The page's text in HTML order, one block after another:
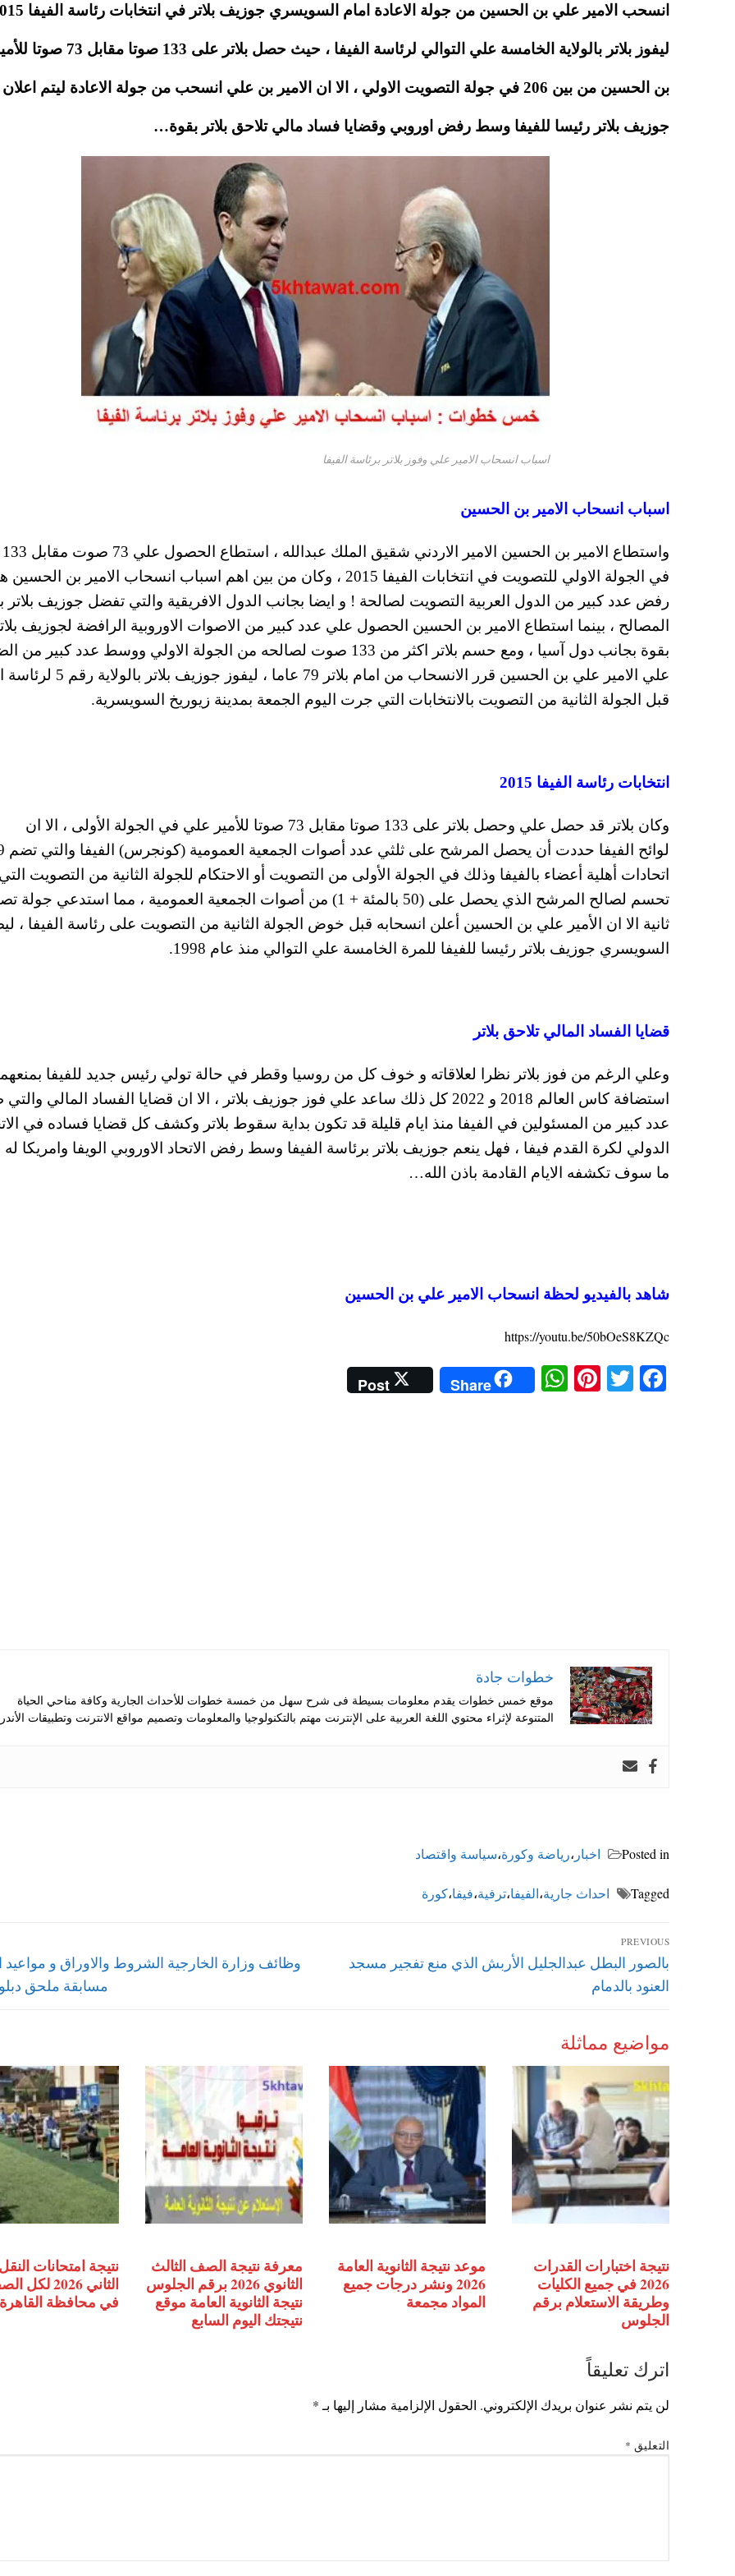
ok
r
es
t
A
pp ليفوز بلاتر بالولاية الخامسة علي التوالي لرئاسة الفيفا ، حيث
بن الحسين من بين 206 في جولة التصويت الاولي ، الا ان الامير بن علي انسحب من جولة الاعادة ليتم اعلان
جوزيف بلاتر رئيسا للفيفا وسط رفض اوروبي وقضايا فساد مالي تلاحق بلاتر بقوة…
اسباب انسحاب الامير علي وفوز بلاتر برئاسة الفيفا
اسباب انسحاب الامير بن الحسين
في الجولة الاولي للتصويت في انتخابات الفيفا 2015 ، وكان من بين اهم اسباب انسحاب الامير بن
رفض عدد كبير من الدول العربية التصويت لصالحة ! و ايضا بجانب الدول الافريقية والتي تفضل جوزيف
المصالح ، بينما استطاع الامير بن الحسين الحصول علي عدد كبير من الاصوات الاوروبية الرافضة لجوزيف
بقوة بجانب دول آسيا ، ومع حسم بلاتر اكثر من 133 صوت لصالحه من الجولة الاولي ووسط عدد كبير
علي الامير علي بن الحسين قرر الانسحاب من امام بلاتر 79 عاما ،
قبل الجولة الثانية من التصويت بالانتخابات التي جرت اليوم الجمعة بمدينة زيوريخ السويسرية.
انتخابات رئاسة الفيفا 2015
وكان بلاتر قد حصل علي وحصل بلاتر على 133 صوتا مقابل 73 صوتا للأمير علي في الجولة الأولى ، الا ان
لوائح
اتحادات أهلية أعضاء بالفيفا وذلك في الجولة الأولى من التصويت أو الاحتكام للجولة الثانية من التصويت
تحسم لصالح المرشح الذي يحصل على (50 بالمئة + 1) من أصوات الجمعية العمومية ، مما استدعي
ثانية الا ان الأمير علي بن الحسين أعلن انسحابه قبل خوض الجولة الثانية من التصويت على رئاسة الفيفا ،
السويسري جوزيف بلاتر رئيسا للفيفا للمرة الخامسة علي التوالي منذ عام 1998.
قضايا الفساد المالي تلاحق بلاتر
وعلي الرغم من فوز بلاتر نظرا لعلاقاته و خوف كل من روسيا وقطر في حالة تولي رئيس جديد للفيفا
استضافة كاس العالم 2018 و 2022 كل ذلك ساعد علي فوز جوزيف بلاتر ، الا ان قضايا الفساد المالي
عدد كبير من المسئولين في الفيفا منذ ايام قليلة قد تكون بداية سقوط بلاتر وكشف كل قضايا فساده في
الدولي لكرة القدم فيفا ، فهل ينعم جوزيف بلاتر برئاسة الفيفا وسط رفض الاتحاد الاوروبي الويفا وامريكا
ما سوف تكشفه الايام القادمة باذن الله…
شاهد بالفيديو لحظة انسحاب الامير علي بن الحسين
https://youtu.be/50bOeS8KZQc
Fa
T
Pi
W
ha
Share
Post
خطوات جادة
موقع خمس خطوات يقدم معلومات بسيطة فى شرح سهل من خمسة خطوات للأحداث الجارية وكافة مناحي الحياة
المتنوعة لإثراء محتوي اللغة العربية على الإنترنت مهتم بالتكنولوجيا والمعلومات وتصميم مواقع الانترنت وتطبيقات
Posted in اخبار ،رياضة وكورة،سياسة واقتصاد
Tagged احداث جارية،الفيفا،ترفية،فيفا،كورة
تصفّح
المقالات
PREVIOUS
Previous
post:
بالصور البطل عبدالجليل الأربش الذي منع تفجير مسجد
العنود بالدمام
Next
وظائف وزارة الخارجية الشروط والاوراق و مواعيد
مسابقة ملحق
مواضيع مماثلة
نتيجة اختبارات القدرات
2026 في جميع الكليات
وطريقة الاستعلام برقم
الجلوس
موعد نتيجة الثانوية العامة
2026 ونشر درجات جميع
المواد مجمعة
معرفة نتيجة الصف الثالث
الثانوي 2026 برقم الجلوس
نتيجة الثانوية العامة موقع
نتيجتك اليوم السابع
نتيجة امتحانات
الثاني 2026
في محافظة
اترك تعليقاً
لن يتم نشر عنوان بريدك الإلكتروني. الحقول الإلزامية مشار إليها بـ *
التعليق *